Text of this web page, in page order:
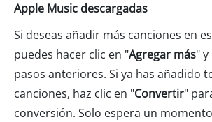
Apple Music descargadas
Si deseas añadir más canciones en
puedes hacer clic en "Agregar más"
pasos anteriores. Si ya has añadido
canciones, haz clic en "Convertir"
conversión. Solo espera un